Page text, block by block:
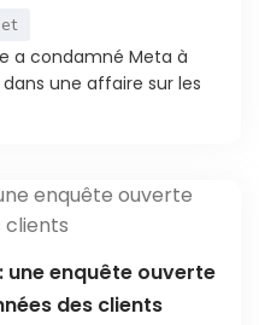
a condamné Meta à
une affaire sur les
une enquête ouverte
des clients